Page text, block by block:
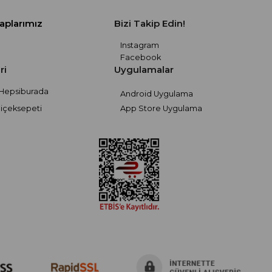
Bizi Takip Edin!
Instagram
Facebook
Uygulamalar
Android Uygulama
App Store Uygulama